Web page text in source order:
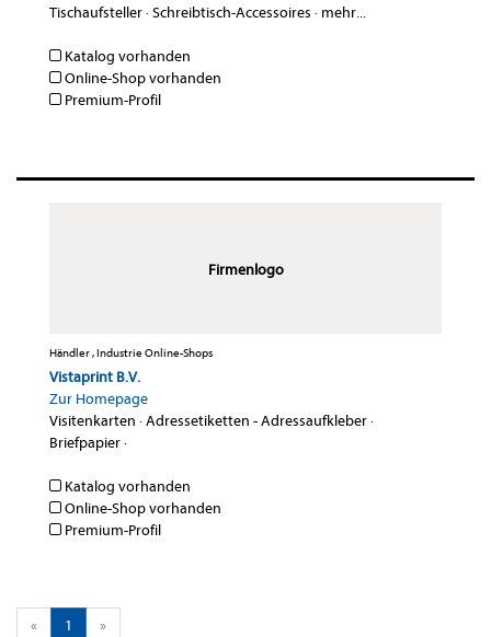
Tischaufsteller·Schreibtisch-Accessoires · mehr...
Katalog vorhanden
Online-Shop vorhanden
Premium-Profil
Firmenlogo
Händler , Industrie Online-Shops
Vistaprint B.V.
Zur Homepage
Visitenkarten ·Adressetiketten - Adressaufkleber·
Briefpapier·
Katalog vorhanden
Online-Shop vorhanden
Premium-Profil
« 1 »